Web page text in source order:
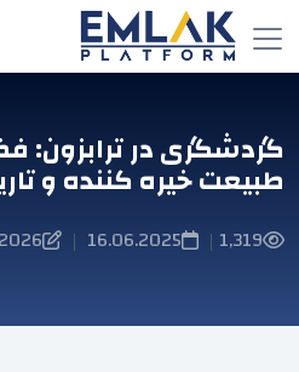
گردشگری در ترابزون:
طبیعت خیره کننده و
1,319
|
16.06.2025
|